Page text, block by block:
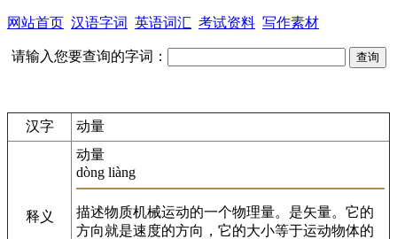
网站首页 汉语字词 英语词汇 考试资料 写作素材
请输入您要查询的字词：
汉字 动量
释义
动量
dòng liàng
描述物质机械运动的一个物理量。是矢量。它的
方向就是速度的方向，它的大小等于运动物体的